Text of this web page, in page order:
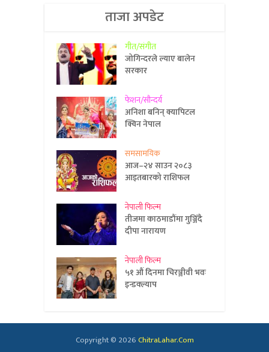
ताजा अपडेट
गीत/संगीत
जोगिन्दरले ल्याए बालेन
सरकार
फेशन/सौन्दर्य
अनिशा बनिन् क्यापिटल
क्विन नेपाल
समसामयिक
आज–२४ साउन २०८३
आइतबारको राशिफल
नेपाली फिल्म
तीजमा काठमाडौंमा गुञ्जिँदै
दीपा नारायण
नेपाली फिल्म
५१ औं दिनमा चिरञ्जीवी भवः
इन्डक्ल्याप
Copyright © 2026ChitraLahar.Com